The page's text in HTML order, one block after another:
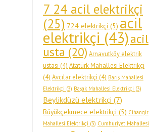
7 24 acil elektrikçi
(25) 724 elektrikçi (5) acil
elektrikçi (43)acil
usta (20) Arnavutköy elektrik
ustası (4) Atatürk Mahallesi Elektrikçi
(4) Avcılar elektrikçi (4) Barış Mahallesi
Elektrikçi (3) Başak Mahallesi Elektrikçi (3)
Beylikdüzü elektrikçi (7)
Büyükçekmece elektrikçi (5) Cihangir
Mahallesi Elektrikçi (3) Cumhuriyet Mahallesi